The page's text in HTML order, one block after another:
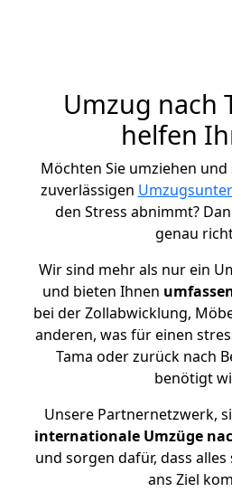
Umzug nach
helfen
Möchten Sie umziehen
zuverlässigen
den Stress abnimmt?
genau
Wir sind mehr als nur ein
und bieten Ihnen
bei der Zollabwicklung,
anderen, was für einen
Tama oder zurück nach
benötigt
Unsere Partnernetzwerk,
internationale Umzüge
und sorgen dafür, dass
ans Ziel